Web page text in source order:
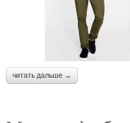
читать дальше →